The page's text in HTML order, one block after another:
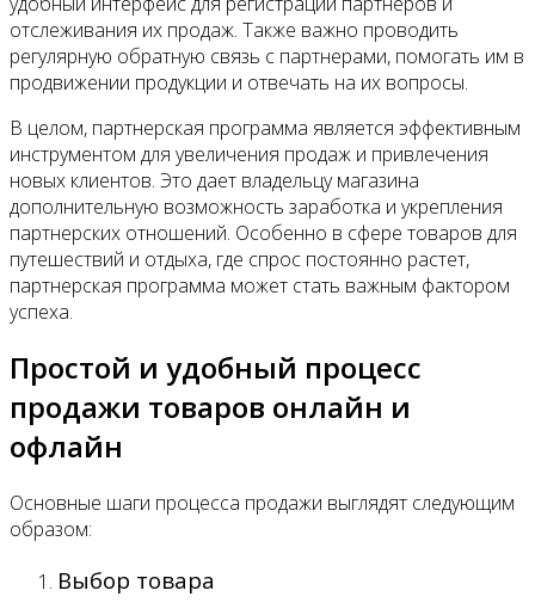
отслеживания их продаж. Также важно проводить
регулярную обратную связь с партнерами, помогать им в
продвижении продукции и отвечать на их вопросы.
В целом, партнерская программа является эффективным
инструментом для увеличения продаж и привлечения
новых клиентов. Это дает владельцу магазина
дополнительную возможность заработка и укрепления
партнерских отношений. Особенно в сфере товаров для
путешествий и отдыха, где спрос постоянно растет,
партнерская программа может стать важным фактором
успеха.
Простой и удобный процесс
продажи товаров онлайн и
офлайн
Основные шаги процесса продажи выглядят следующим
образом:
Выбор товара